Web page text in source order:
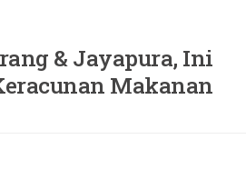
& Jayapura, Ini
Makanan